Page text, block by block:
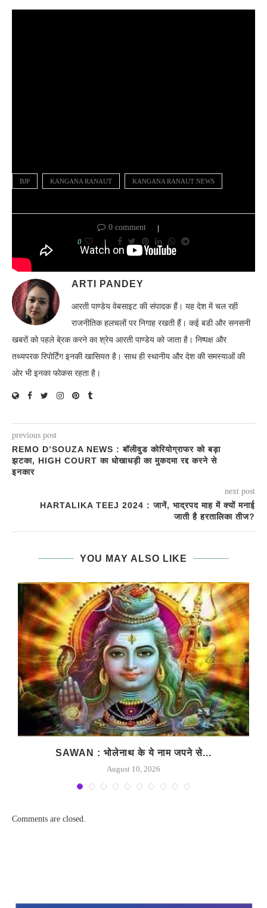
BJP KANGANA RANAUT KANGANA RANAUT NEWS
0 comment
0
ARTI PANDEY
आरती पाण्डेय वेबसाइट की संपादक हैं। यह देश में चल रही
राजनीतिक हलचलों पर निगाह रखती हैं। कई बडी और सनसनी
खबरों को पहले बे्रक करने का श्रेय आरती पाण्डेय को जाता है। निष्पक्ष और
तथ्यपरक रिपोर्टिंग इनकी खासियत है। साथ ही स्थानीय और देश की समस्याओं की
ओर भी इनका फोकस रहता है।
previous post
REMO D’SOUZA NEWS : बॉलीवुड कोरियोग्राफर को बड़ा
झटका, HIGH COURT का धोखाधड़ी का मुकदमा रद्द करने से
इनकार
next post
HARTALIKA TEEJ 2024 : जानें, भाद्रपद माह में क्यों मनाई
जाती है हरतालिका तीज?
YOU MAY ALSO LIKE
SAWAN : भोलेनाथ के ये नाम जपने से...
August 10, 2026
Comments are closed.